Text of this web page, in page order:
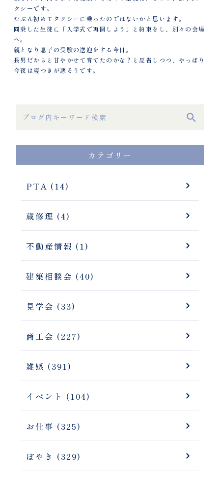
クシーです。
たぶん初めてタクシーに乗ったのではないかと思います。
同乗した生徒に「入学式で再開しよう」と約束をし、別々の会場
へ。
親となり息子の受験の送迎をする今日。
長男だからと甘やかせて育てたのかな？と反省しつつ、やっぱり
今夜は寝つきが悪そうです。
カテゴリー
PTA (14)
蔵修理 (4)
不動産情報 (1)
建築相談会 (40)
見学会 (33)
商工会 (227)
雑感 (391)
イベント (104)
お仕事 (325)
ぼやき (329)